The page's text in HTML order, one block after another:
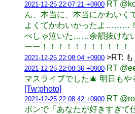
2021-12-25 22:07:21 +0900 RT
ん、本当に、本当にかわいく
よくてかわいかったよ………
べしゃ泣いた……余韻抜けな
ーー！！！！！！！！！！！
2021-12-25 22:08:04 +0900 >RT:
2021-12-25 22:08:36 +0900 RT
マスライブでした🎄 明日もや
[Tw:photo]
2021-12-25 22:08:42 +0900 RT
ポンで「あなたが好きすぎて